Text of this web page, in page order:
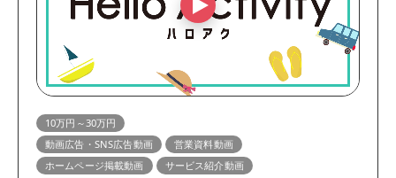
10万円～30万円
動画広告・SNS広告動画
営業資料動画
ホームページ掲載動画
サービス紹介動画